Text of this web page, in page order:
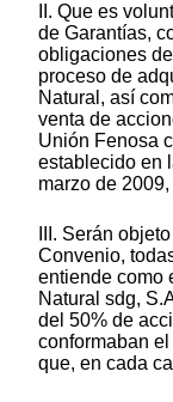
II. Que es
de Garantías,
obligaciones
proceso de
Natural, así
venta de
Unión Fenosa
establecido en
marzo de
III. Serán
Convenio,
entiende como
Natural sdg,
del 50% de
conformaban
que, en cada